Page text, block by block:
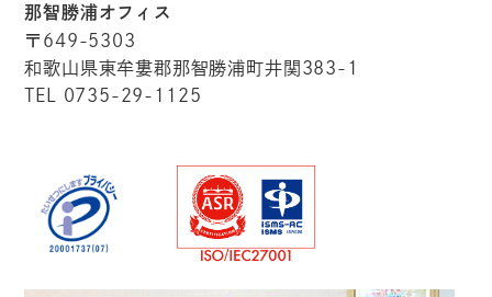
那智勝浦オフィス
〒649-5303
和歌山県東牟婁郡那智勝浦町井関383-1
TEL 0735-29-1125